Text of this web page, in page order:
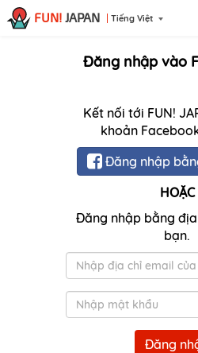
FUN! JAPAN Tiếng Việt
Đăng nhập vào
Kết nối tới FUN!
khoản
Đăng nhập
HOẶC
Đăng nhập bằng
bạn.
Đăng